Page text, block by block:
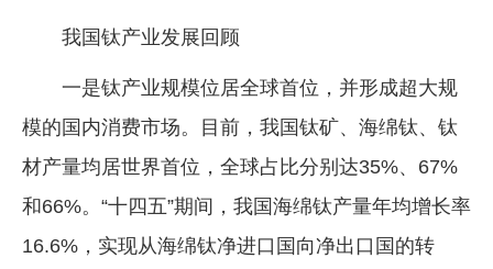
我国钛产业发展回顾
一是钛产业规模位居全球首位，并形成超大规
模的国内消费市场。目前，我国钛矿、海绵钛、钛
材产量均居世界首位，全球占比分别达35%、67%
和66%。“十四五”期间，我国海绵钛产量年均增长率
16.6%，实现从海绵钛净进口国向净出口国的转